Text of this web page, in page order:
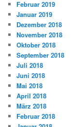
Februar 2019
Januar 2019
Dezember 2018
November 2018
Oktober 2018
September 2018
Juli 2018
Juni 2018
Mai 2018
April 2018
März 2018
Februar 2018